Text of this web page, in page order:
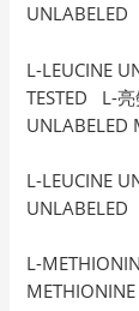
UNLABELED
L-LEUCINE
TESTED L-
UNLABELED
L-LEUCINE
UNLABELED
L-